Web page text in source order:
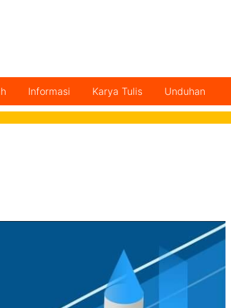
Informasi Karya Tulis Unduhan